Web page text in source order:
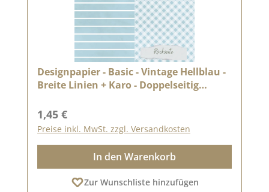
Designpapier - Basic - Vintage Hellblau -
Breite Linien + Karo - Doppelseitig
Regulärer Preis:
1,45 €
Preise inkl. MwSt. zzgl. Versandkosten
In den Warenkorb
Zur Wunschliste hinzufügen